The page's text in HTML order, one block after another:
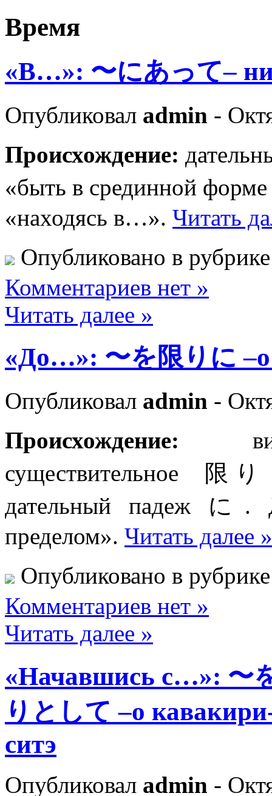
Время
«В…»: 〜にあって– ни
Опубликовал admin -
Происхождение:
«быть в срединной
«находясь в…». Читать
Опубликовано в
Комментариев нет »
Читать далее »
«До…»: 〜を限りに
Опубликовал admin -
Происхождение:
существительное 限
дательный падеж に.
пределом». Читать далее »
Опубликовано в
Комментариев нет »
Читать далее »
«Начавшись с…»: 〜
りとして –о
ситэ
Опубликовал admin -